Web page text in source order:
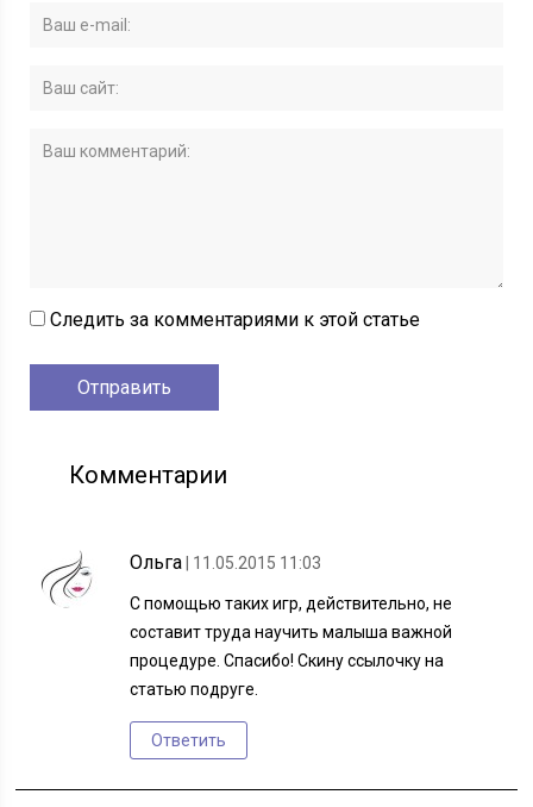
Следить за комментариями к этой статье
Комментарии
Ольга | 11.05.2015 11:03
С помощью таких игр, действительно, не
составит труда научить малыша важной
процедуре. Спасибо! Скину ссылочку на
статью подруге.
Ответить